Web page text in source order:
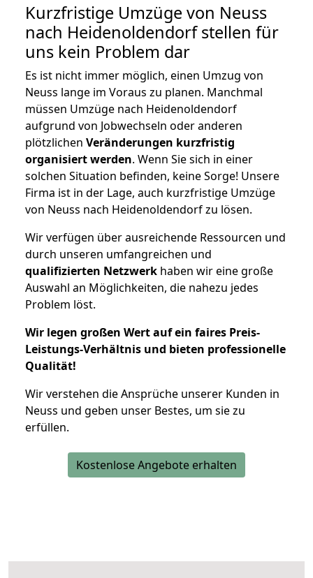
Kurzfristige Umzüge von Neuss
nach Heidenoldendorf stellen für
uns kein Problem dar
Es ist nicht immer möglich, einen Umzug von
Neuss lange im Voraus zu planen. Manchmal
müssen Umzüge nach Heidenoldendorf
aufgrund von Jobwechseln oder anderen
plötzlichen Veränderungen kurzfristig
organisiert werden. Wenn Sie sich in einer
solchen Situation befinden, keine Sorge! Unsere
Firma ist in der Lage, auch kurzfristige Umzüge
von Neuss nach Heidenoldendorf zu lösen.
Wir verfügen über ausreichende Ressourcen und
durch unseren umfangreichen und
qualifizierten Netzwerk haben wir eine große
Auswahl an Möglichkeiten, die nahezu jedes
Problem löst.
Wir legen großen Wert auf ein faires Preis-
Leistungs-Verhältnis und bieten professionelle
Qualität!
Wir verstehen die Ansprüche unserer Kunden in
Neuss und geben unser Bestes, um sie zu
erfüllen.
Kostenlose Angebote erhalten